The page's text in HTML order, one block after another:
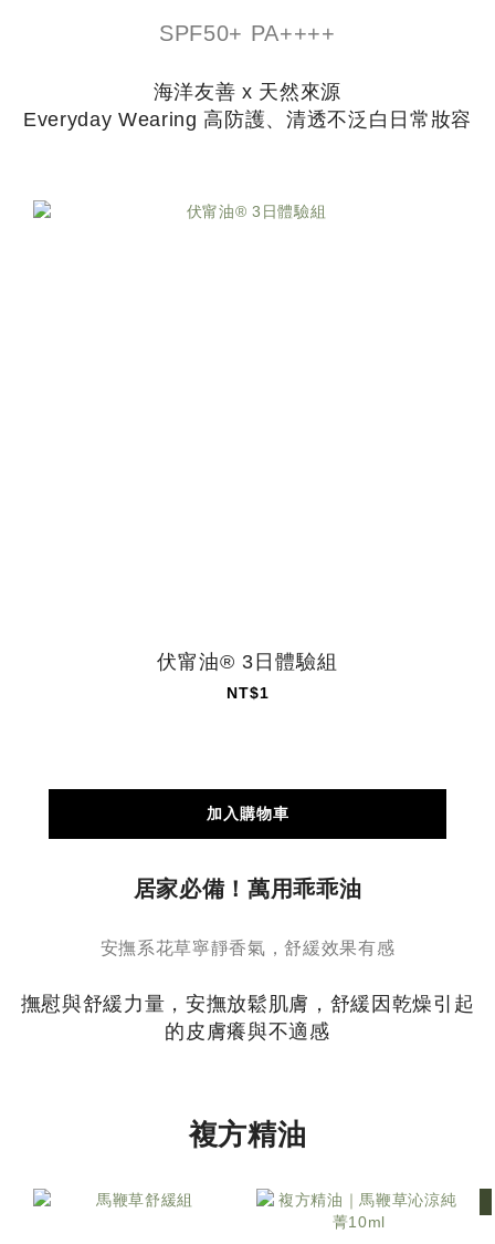
SPF50+ PA++++
海洋友善 x 天然來源
Everyday Wearing 高防護、清透不泛白日常妝容
伏甯油® 3日體驗組
NT$1
加入購物車
居家必備！萬用乖乖油
安撫系花草寧靜香氣，舒緩效果有感
撫慰與舒緩力量，安撫放鬆肌膚，舒緩因乾燥引起
的皮膚癢與不適感
複方精油